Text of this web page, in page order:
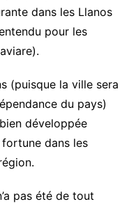
dans les Llanos
pour les
(puisque la ville sera
du pays)
développée
dans les
pas été de tout